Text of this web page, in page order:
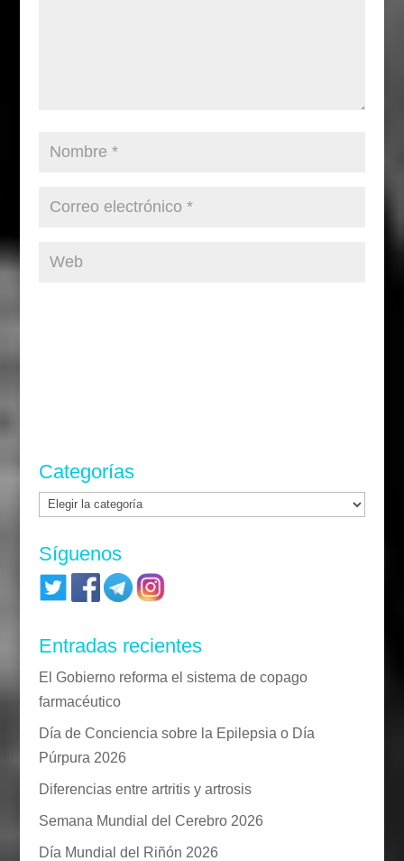
Categorías
Categorías
Síguenos
Entradas recientes
El Gobierno reforma el sistema de copago
farmacéutico
Día de Conciencia sobre la Epilepsia o Día
Púrpura 2026
Diferencias entre artritis y artrosis
Semana Mundial del Cerebro 2026
Día Mundial del Riñón 2026